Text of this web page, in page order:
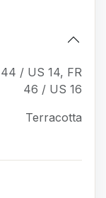
44 / US 14, FR
46 / US 16
Terracotta